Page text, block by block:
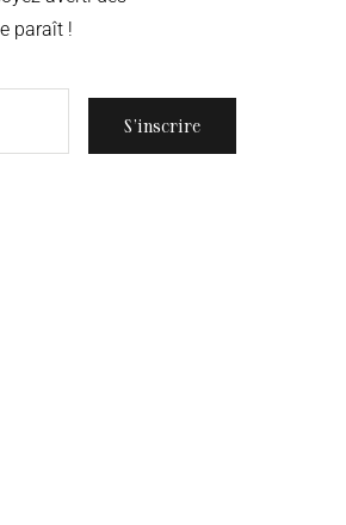
paraît !
S’inscrire